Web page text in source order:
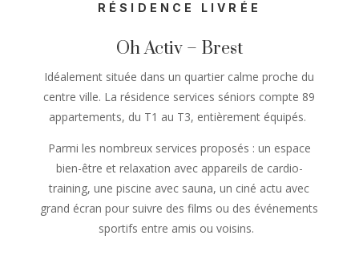
RÉSIDENCE LIVRÉE
Oh Activ – Brest
Idéalement située dans un quartier calme proche du
centre ville. La résidence services séniors compte 89
appartements, du T1 au T3, entièrement équipés.
Parmi les nombreux services proposés : un espace
bien-être et relaxation avec appareils de cardio-
training, une piscine avec sauna, un ciné actu avec
grand écran pour suivre des films ou des événements
sportifs entre amis ou voisins.